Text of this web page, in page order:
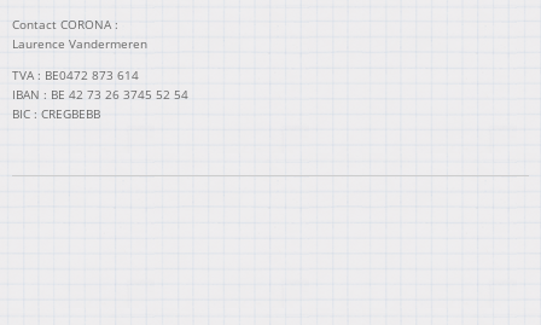
Contact CORONA :
Laurence Vandermeren
TVA : BE0472 873 614
IBAN : BE 42 73 26 3745 52 54
BIC : CREGBEBB